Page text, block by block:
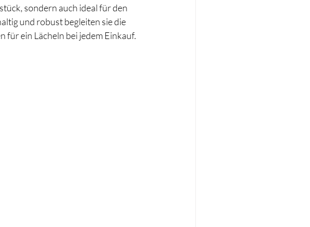
sondern auch ideal für den
und robust begleiten sie die
ein Lächeln bei jedem Einkauf.